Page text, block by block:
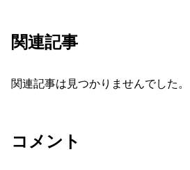
関連記事
関連記事は見つかりませんでした。
コメント